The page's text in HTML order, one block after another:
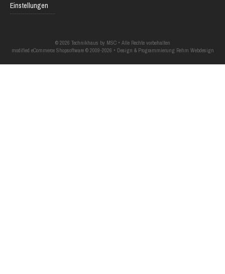
Einstellungen
© 2026 Technikhaus by MSC • Alle Rechte vorbehalten
modified eCommerce Shopsoftware © 2009-2026 • Design & Programmierung Rehm Webdesign